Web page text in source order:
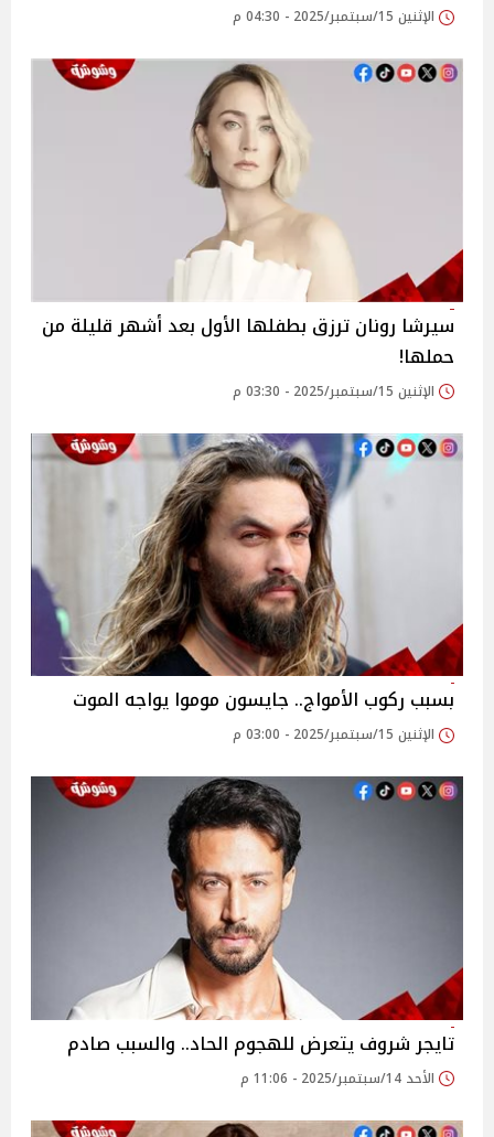
الإثنين 15/سبتمبر/2025 - 04:30 م
سيرشا رونان ترزق بطفلها الأول بعد أشهر قليلة من
حملها!
الإثنين 15/سبتمبر/2025 - 03:30 م
بسبب ركوب الأمواج.. جايسون موموا يواجه الموت
الإثنين 15/سبتمبر/2025 - 03:00 م
تايجر شروف يتعرض للهجوم الحاد.. والسبب صادم
الأحد 14/سبتمبر/2025 - 11:06 م